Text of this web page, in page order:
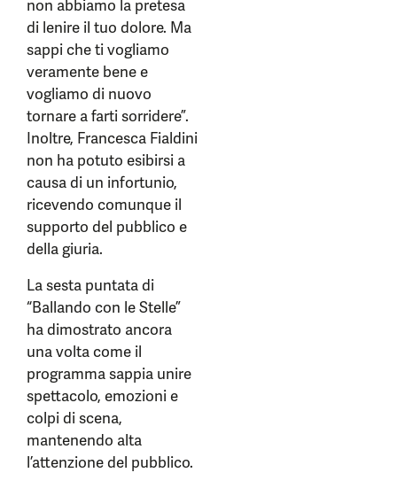
non abbiamo la pretesa
di lenire il tuo dolore. Ma
sappi che ti vogliamo
veramente bene e
vogliamo di nuovo
tornare a farti sorridere”.
Inoltre, Francesca Fialdini
non ha potuto esibirsi a
causa di un infortunio,
ricevendo comunque il
supporto del pubblico e
della giuria.
La sesta puntata di
“Ballando con le Stelle”
ha dimostrato ancora
una volta come il
programma sappia unire
spettacolo, emozioni e
colpi di scena,
mantenendo alta
l’attenzione del pubblico.